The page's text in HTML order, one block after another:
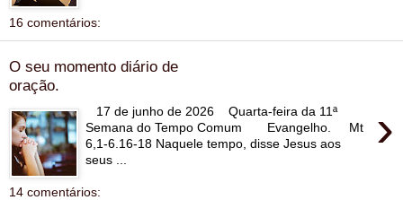
16 comentários:
O seu momento diário de
oração.
›
17 de junho de 2026 Quarta-feira da 11ª
Semana do Tempo Comum Evangelho. Mt
6,1-6.16-18 Naquele tempo, disse Jesus aos
seus ...
14 comentários: